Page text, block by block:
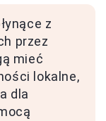
z
przez
mieć
lokalne,
dla